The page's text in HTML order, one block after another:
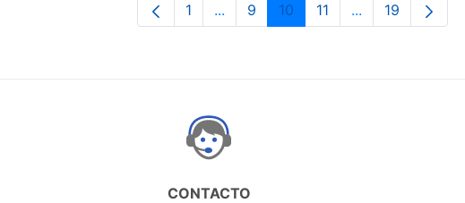
Página
1 ...Páginas intermedias Use TAB para
Página
9 Página
10 Página
11 ...PáginasPágina
19
CONTACTO